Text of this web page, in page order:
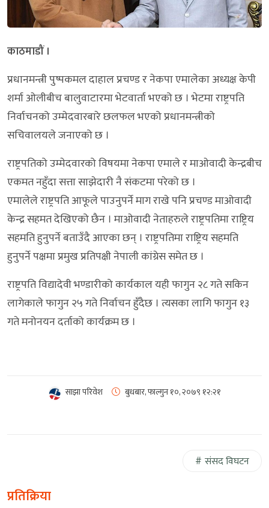
काठमाडौं ।
प्रधानमन्त्री पुष्पकमल दाहाल प्रचण्ड र नेकपा एमालेका अध्यक्ष केपी
शर्मा ओलीबीच बालुवाटारमा भेटवार्ता भएको छ । भेटमा राष्ट्रपति
निर्वाचनको उम्मेदवारबारे छलफल भएको प्रधानमन्त्रीको
सचिवालयले जनाएको छ ।
राष्ट्रपतिको उम्मेदवारको विषयमा नेकपा एमाले र माओवादी केन्द्रबीच
एकमत नहुँदा सत्ता साझेदारी नै संकटमा परेको छ ।
एमालेले राष्ट्रपति आफूले पाउनुपर्ने माग राखे पनि प्रचण्ड माओवादी
केन्द्र सहमत देखिएको छैन । माओवादी नेताहरुले राष्ट्रपतिमा राष्ट्रिय
सहमति हुनुपर्ने बताउँदै आएका छन् । राष्ट्रपतिमा राष्ट्रिय सहमति
हुनुपर्ने पक्षमा प्रमुख प्रतिपक्षी नेपाली कांग्रेस समेत छ ।
राष्ट्रपति विद्यादेवी भण्डारीको कार्यकाल यही फागुन २८ गते सकिन
लागेकाले फागुन २५ गते निर्वाचन हुँदैछ । त्यसका लागि फागुन १३
गते मनोनयन दर्ताको कार्यक्रम छ ।
साझा परिवेश बुधबार, फाल्गुन १०, २०७९ १२:२१
संसद विघटन
प्रतिक्रिया